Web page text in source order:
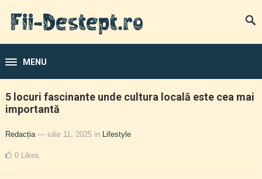
MENU
5 locuri fascinante unde cultura locală este cea mai
importantă
Redacția — iulie 11, 2025 in Lifestyle
0 Likes